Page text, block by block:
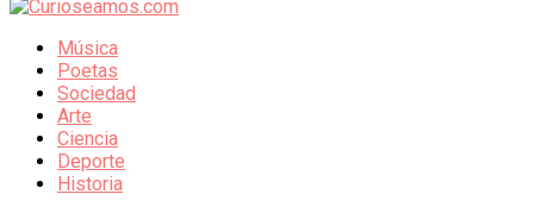
Música
Poetas
Sociedad
Arte
Ciencia
Deporte
Historia